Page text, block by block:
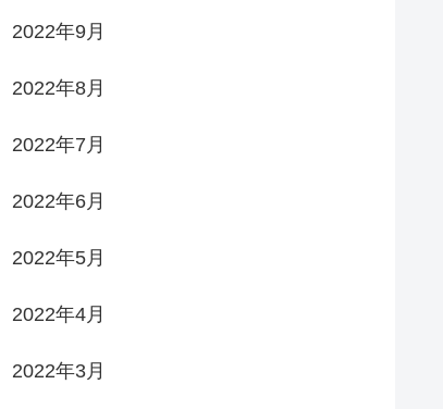
2022年9月
2022年8月
2022年7月
2022年6月
2022年5月
2022年4月
2022年3月